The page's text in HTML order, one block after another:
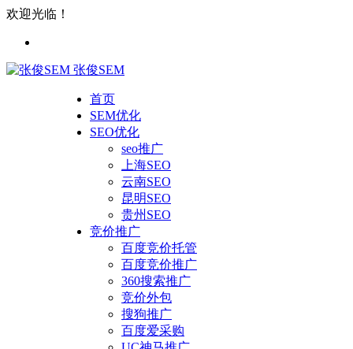
欢迎光临！
张俊SEM
首页
SEM优化
SEO优化
seo推广
上海SEO
云南SEO
昆明SEO
贵州SEO
竞价推广
百度竞价托管
百度竞价推广
360搜索推广
竞价外包
搜狗推广
百度爱采购